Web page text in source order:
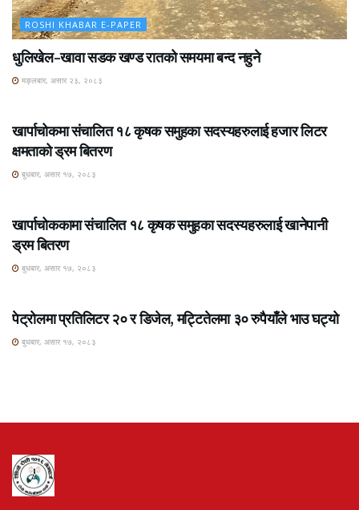
ROSHI KHABAR E-PAPER
धुलिखेल–खावा सडक खण्ड रातको समयमा बन्द नहुने
मङ्लबार, असार २३, २०८३
खार्पाचोकमा संचालित १८ कृषक समुहका सदस्यहरुलाई हजार लिटर
क्षमताको ड्रम बितरण
बुधबार, असार १७, २०८३
खार्पाचोककामा संचालित १८ कृषक समुहका सदस्यहरुलाई खानेपानी
ड्रम बितरण
बुधबार, असार १७, २०८३
पेट्रोलमा प्रतिलिटर २० र डिजेल, मट्टितेलमा ३० रुपैयाँले भाउ घट्यो
बुधबार, असार १७, २०८३